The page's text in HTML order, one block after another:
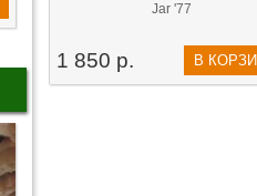
Jar '77
1 850 р. В